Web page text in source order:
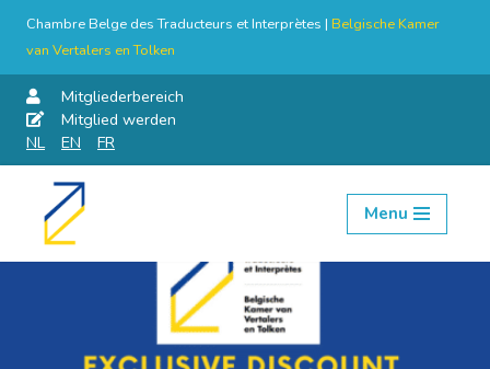
Chambre Belge des Traducteurs et Interprètes | Belgische Kamer
van Vertalers en Tolken
Mitgliederbereich
Mitglied werden
NL
EN FR
Skip
Menu